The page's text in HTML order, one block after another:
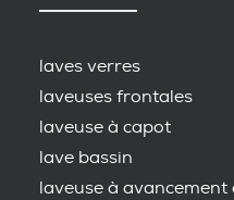
laves verres
laveuses frontales
laveuse à capot
lave bassin
laveuse à